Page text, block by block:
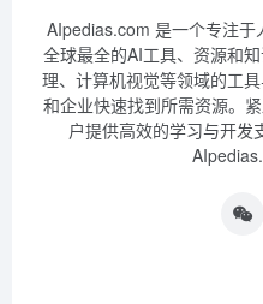
AIpedias.com 是一个专注
全球最全的AI工具、资源和
理、计算机视觉等领域的工
和企业快速找到所需资源。
户提供高效的学习与开发